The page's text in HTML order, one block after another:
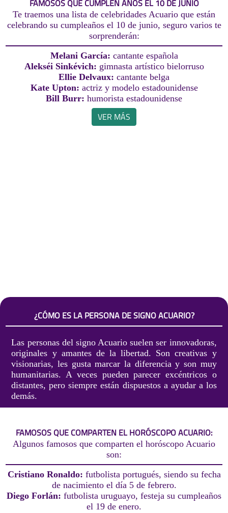
FAMOSOS QUE CUMPLEN AÑOS EL 10 DE JUNIO
Te traemos una lista de celebridades Acuario que están
celebrando su cumpleaños el 10 de junio, seguro varios te
sorprenderán:
Melani García: cantante española
Alekséi Sinkévich: gimnasta artístico bielorruso
Ellie Delvaux: cantante belga
Kate Upton: actriz y modelo estadounidense
Bill Burr: humorista estadounidense
VER MÁS
¿CÓMO ES LA PERSONA DE SIGNO ACUARIO?
Las personas del signo Acuario suelen ser innovadoras,
originales y amantes de la libertad. Son creativas y
visionarias, les gusta marcar la diferencia y son muy
humanitarias. A veces pueden parecer excéntricos o
distantes, pero siempre están dispuestos a ayudar a los
demás.
FAMOSOS QUE COMPARTEN EL HORÓSCOPO ACUARIO:
Algunos famosos que comparten el horóscopo Acuario
son:
Cristiano Ronaldo: futbolista portugués, siendo su fecha
de nacimiento el día 5 de febrero.
Diego Forlán: futbolista uruguayo, festeja su cumpleaños
el 19 de enero.